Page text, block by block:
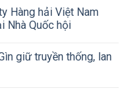
Hàng hải Việt Nam
Nhà Quốc hội
giữ truyền thống, lan